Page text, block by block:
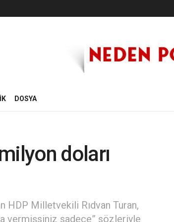
DOSYA
doları
HDP Milletvekili Rıdvan Turan,
vermişsiniz sadece” sözleriyle